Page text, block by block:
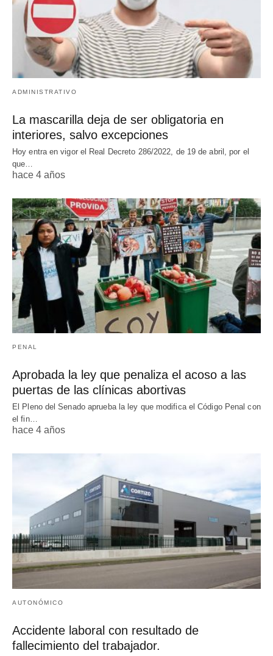
ADMINISTRATIVO
La mascarilla deja de ser obligatoria en
interiores, salvo excepciones
Hoy entra en vigor el Real Decreto 286/2022, de 19 de abril, por el
que…
hace 4 años
PENAL
Aprobada la ley que penaliza el acoso a las
puertas de las clínicas abortivas
El Pleno del Senado aprueba la ley que modifica el Código Penal con
el fin…
hace 4 años
AUTONÓMICO
Accidente laboral con resultado de
fallecimiento del trabajador.